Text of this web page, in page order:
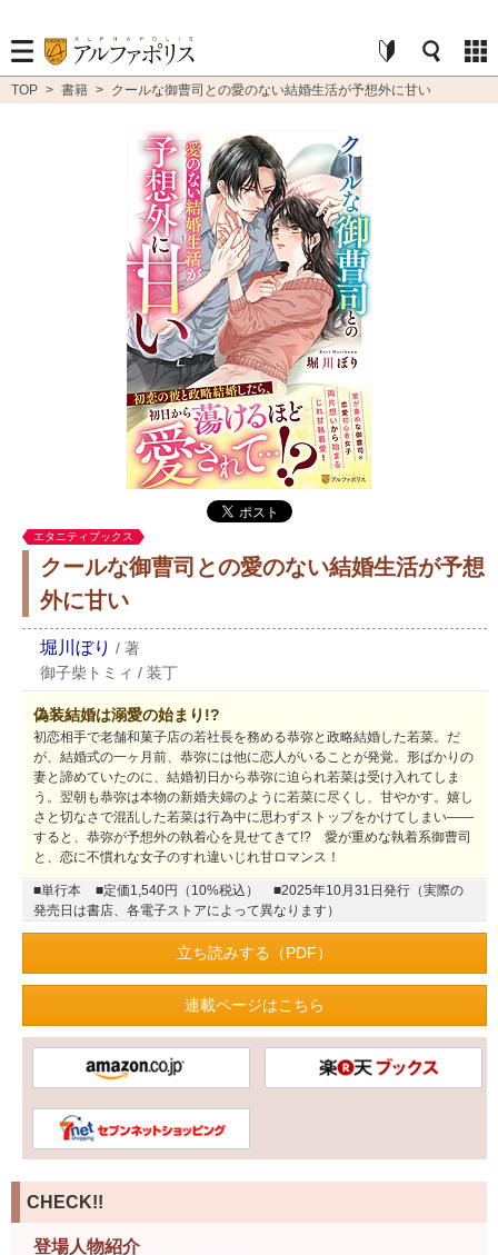
TOP > 書籍 > クールな御曹司との愛のない結婚生活が予想外に甘い
エタニティブックス
クールな御曹司との愛のない結婚生活が予想
外に甘い
堀川ぼり / 著
御子柴トミィ / 装丁
偽装結婚は溺愛の始まり!?
初恋相手で老舗和菓子店の若社長を務める恭弥と政略結婚した若菜。だ
が、結婚式の一ヶ月前、恭弥には他に恋人がいることが発覚。形ばかりの
妻と諦めていたのに、結婚初日から恭弥に迫られ若菜は受け入れてしま
う。翌朝も恭弥は本物の新婚夫婦のように若菜に尽くし、甘やかす。嬉し
さと切なさで混乱した若菜は行為中に思わずストップをかけてしまい――
すると、恭弥が予想外の執着心を見せてきて!? 愛が重めな執着系御曹司
と、恋に不慣れな女子のすれ違いじれ甘ロマンス！
■単行本 ■定価1,540円（10%税込）
■2025年10月31日発行（実際の
発売日は書店、各電子ストアによって異なります）
立ち読みする（PDF）
連載ページはこちら
CHECK!!
登場人物紹介